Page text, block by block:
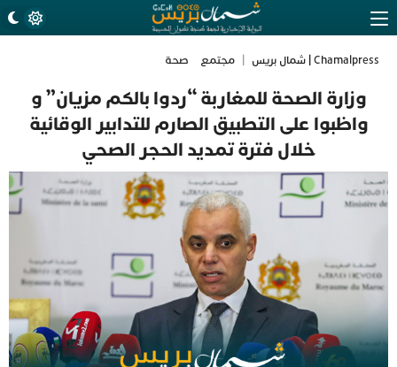
Chamalpress | شمال بريس مجتمع صحة
وزارة الصحة للمغاربة “ردوا بالكم مزيان” و
واظبوا على التطبيق الصارم للتدابير الوقائية
خلال فترة تمديد الحجر الصحي